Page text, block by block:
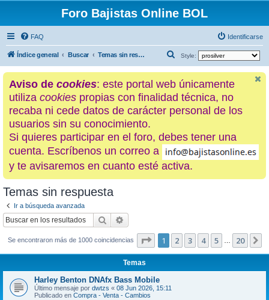
Foro Bajistas Online BOL
FAQ Identificarse
Índice general Buscar Temas sin respuesta Style:
u
c
a
Aviso de cookies: este portal web únicamente
utiliza cookies propias con finalidad técnica, no
recaba ni cede datos de carácter personal de los
usuarios sin su conocimiento.
Si quieres participar en el foro, debes tener una
cuenta. Escríbenos un correo a
y te avisaremos en cuanto esté activa.
Temas sin respuesta
Ir a búsqueda avanzada
Buscar
Se encontraron más de 1000 coincidencias Página de 20
1 2 3 4 5 20
Temas
Harley Benton DNAfx Bass Mobile
Último mensaje por dwtzs « 08 Jun 2026, 15:11
Publicado en Compra - Venta - Cambios